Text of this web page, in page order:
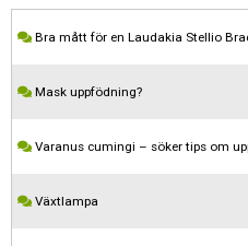
Bra mått för en Laudakia Stellio
Mask uppfödning?
Varanus cumingi – söker tips om
Växtlampa